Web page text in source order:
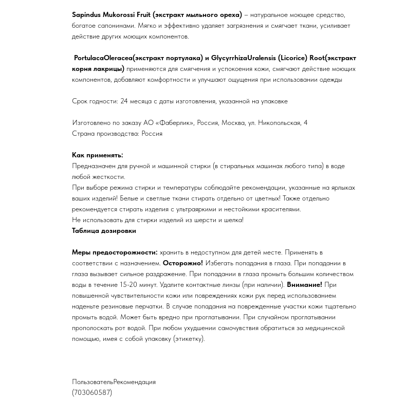
Sapindus Mukorossi Fruit (экстракт мыльного ореха) – натуральное моющее средство,
богатое сапонинами. Мягко и эффективно удаляет загрязнения и смягчает ткани, усиливает
действие других моющих компонентов.
PortulacaOleracea(экстракт портулака) и GlycyrrhizaUralensis (Licorice) Root(экстракт
корня лакрицы) применяются для смягчения и успокоения кожи, смягчают действие моющих
компонентов, добавляют комфортности и улучшают ощущения при использовании одежды
Срок годности: 24 месяца с даты изготовления, указанной на упаковке
Изготовлено по заказу АО «Фаберлик», Россия, Москва, ул. Никопольская, 4
Страна производства: Россия
Как применять:
Предназначен для ручной и машинной стирки (в стиральных машинах любого типа) в воде
любой жесткости.
При выборе режима стирки и температуры соблюдайте рекомендации, указанные на ярлыках
ваших изделий! Белые и светлые ткани стирать отдельно от цветных! Также отдельно
рекомендуется стирать изделия с ультраяркими и нестойкими красителями.
Не использовать для стирки изделий из шерсти и шелка!
Таблица дозировки
Меры предосторожности: хранить в недоступном для детей месте. Применять в
соответствии с назначением. Осторожно! Избегать попадания в глаза. При попадании в
глаза вызывает сильное раздражение. При попадании в глаза промыть большим количеством
воды в течение 15-20 минут. Удалите контактные линзы (при наличии). Внимание! При
повышенной чувствительности кожи или повреждениях кожи рук перед использованием
наденьте резиновые перчатки. В случае попадания на поврежденные участки кожи тщательно
промыть водой. Может быть вредно при проглатывании. При случайном проглатывании
прополоскать рот водой. При любом ухудшении самочувствия обратиться за медицинской
помощью, имея с собой упаковку (этикетку).
ПользовательРекомендация
(703060587)